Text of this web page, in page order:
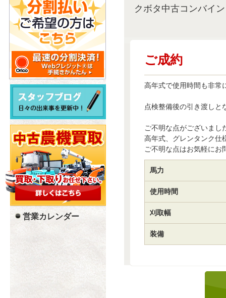
クボタ中古コンバイ
ご成約
高年式で使用時間も非常
点検整備後の引き渡しと
ご不明な点がございまし
高年式、グレンタンク仕
ご不明な点はお気軽にお
馬力
使用時間
刈取幅
装備
営業カレンダー